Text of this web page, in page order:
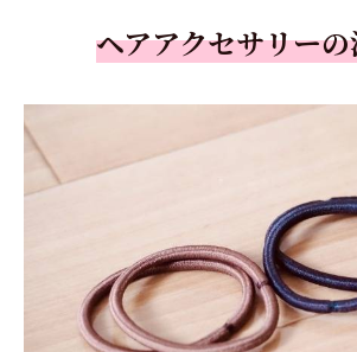
ヘアアクセサリー